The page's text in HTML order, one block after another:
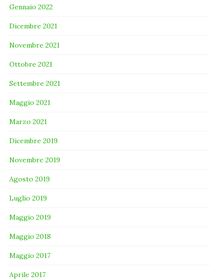
Gennaio 2022
Dicembre 2021
Novembre 2021
Ottobre 2021
Settembre 2021
Maggio 2021
Marzo 2021
Dicembre 2019
Novembre 2019
Agosto 2019
Luglio 2019
Maggio 2019
Maggio 2018
Maggio 2017
Aprile 2017